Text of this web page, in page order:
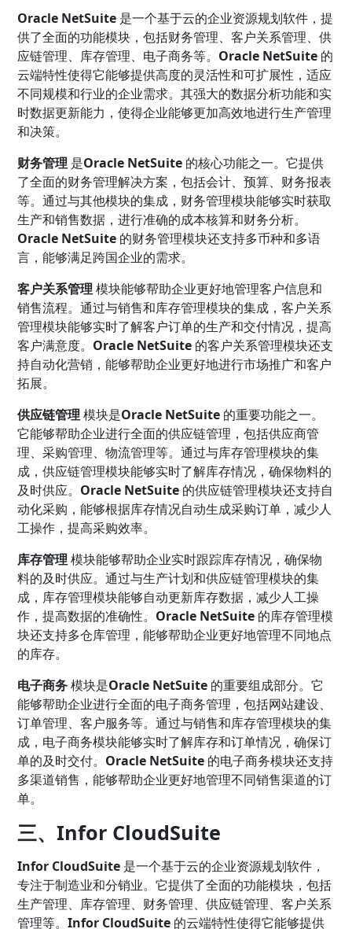
Oracle NetSuite 是一个基于云的企业资源规划软件，提
供了全面的功能模块，包括财务管理、客户关系管理、供
应链管理、库存管理、电子商务等。 Oracle NetSuite 的
云端特性使得它能够提供高度的灵活性和可扩展性，适应
不同规模和行业的企业需求。其强大的数据分析功能和实
时数据更新能力，使得企业能够更加高效地进行生产管理
和决策。
财务管理 是Oracle NetSuite 的核心功能之一。它提供
了全面的财务管理解决方案，包括会计、预算、财务报表
等。通过与其他模块的集成，财务管理模块能够实时获取
生产和销售数据，进行准确的成本核算和财务分析。
Oracle NetSuite 的财务管理模块还支持多币种和多语
言，能够满足跨国企业的需求。
客户关系管理 模块能够帮助企业更好地管理客户信息和
销售流程。通过与销售和库存管理模块的集成，客户关系
管理模块能够实时了解客户订单的生产和交付情况，提高
客户满意度。 Oracle NetSuite 的客户关系管理模块还支
持自动化营销，能够帮助企业更好地进行市场推广和客户
拓展。
供应链管理 模块是Oracle NetSuite 的重要功能之一。
它能够帮助企业进行全面的供应链管理，包括供应商管
理、采购管理、物流管理等。通过与库存管理模块的集
成，供应链管理模块能够实时了解库存情况，确保物料的
及时供应。 Oracle NetSuite 的供应链管理模块还支持自
动化采购，能够根据库存情况自动生成采购订单，减少人
工操作，提高采购效率。
库存管理 模块能够帮助企业实时跟踪库存情况，确保物
料的及时供应。通过与生产计划和供应链管理模块的集
成，库存管理模块能够自动更新库存数据，减少人工操
作，提高数据的准确性。 Oracle NetSuite 的库存管理模
块还支持多仓库管理，能够帮助企业更好地管理不同地点
的库存。
电子商务模块是Oracle NetSuite 的重要组成部分。它
能够帮助企业进行全面的电子商务管理，包括网站建设、
订单管理、客户服务等。通过与销售和库存管理模块的集
成，电子商务模块能够实时了解库存和订单情况，确保订
单的及时交付。 Oracle NetSuite 的电子商务模块还支持
多渠道销售，能够帮助企业更好地管理不同销售渠道的订
单。
三、Infor CloudSuite
Infor CloudSuite 是一个基于云的企业资源规划软件，
专注于制造业和分销业。它提供了全面的功能模块，包括
生产管理、库存管理、财务管理、供应链管理、客户关系
管理等。Infor CloudSuite 的云端特性使得它能够提供